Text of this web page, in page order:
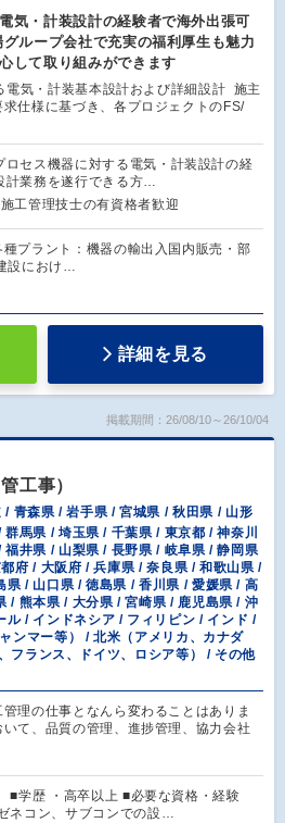
気・計装設計の経験者で海外出張可
ループ会社で充実の福利厚生も魅力
して取り組みができます
電気・計装基本設計および詳細設計 施主
求仕様に基づき、各プロジェクトのFS/
ロセス機器に対する電気・計装設計の経
計業務を遂行できる方…
工管理技士の有資格者歓迎
種プラント：機器の輸出入国内販売・部
設におけ…
詳細を見る
掲載期間：26/08/10～26/10/04
工事）
/ 青森県 / 岩手県 / 宮城県 / 秋田県 / 山形
馬県 / 埼玉県 / 千葉県 / 東京都 / 神奈川
井県 / 山梨県 / 長野県 / 岐阜県 / 静岡県
府 / 大阪府 / 兵庫県 / 奈良県 / 和歌山県 /
県 / 山口県 / 徳島県 / 香川県 / 愛媛県 / 高
/ 熊本県 / 大分県 / 宮崎県 / 鹿児島県 / 沖
ル / インドネシア / フィリピン / インド /
ンマー等） / 北米（アメリカ、カナダ
フランス、ドイツ、ロシア等） / その他
理の仕事となんら変わることはありま
て、品質の管理、進捗管理、協力会社
■学歴 ・高卒以上 ■必要な資格・経験
ネコン、サブコンでの設…